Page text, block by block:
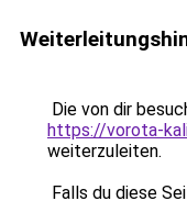
Die von dir
https://vorota-
weiterzuleiten.
Falls du diese